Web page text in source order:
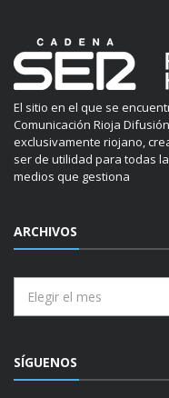
El sitio en el que se
Comunicación Rioja
exclusivamente riojano,
ser de utilidad para todas
medios que gestiona
ARCHIVOS
SÍGUENOS